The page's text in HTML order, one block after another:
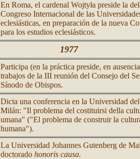
En Roma, el cardenal Wojtyła preside la
Congreso Internacional de las
eclesiásticas, en preparación de la nueva
para los estudios eclesiásticos.
1977
Participa (en la práctica preside, en
trabajos de la III reunión del Consejo del
Sínodo de Obispos.
Dicta una conferencia en la Universidad
Milán: "Il problema del costituirsi della
umana" ("El problema de construir la
humana").
La Universidad Johannes Gutenberg de
doctorado honoris causa.